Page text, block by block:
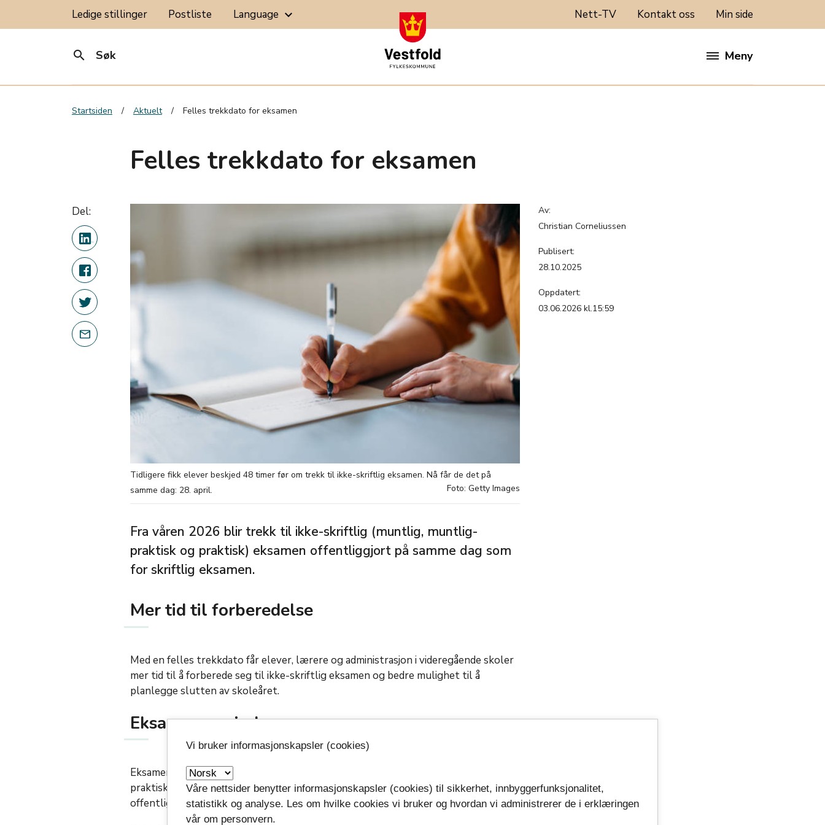
Ledige stillinger Postliste Language keyboard_arrow_down Nett-TV Kontakt oss Min side
search Søk Meny
Startsiden Aktuelt Felles trekkdato for eksamen
Felles trekkdato for eksamen
Del:
Tidligere fikk elever beskjed 48 timer før om trekk til ikke-skriftlig eksamen. Nå får de det på
samme dag: 28. april.
Foto: Getty Images
Av:
Christian Corneliussen
Publisert:
28.10.2025
Oppdatert:
03.06.2026 kl.15:59
Fra våren 2026 blir trekk til ikke-skriftlig (muntlig, muntlig-
praktisk og praktisk) eksamen offentliggjort på samme dag som
for skriftlig eksamen.
Mer tid til forberedelse
Med en felles trekkdato får elever, lærere og administrasjon i videregående skoler
mer tid til å forberede seg til ikke-skriftlig eksamen og bedre mulighet til å
planlegge slutten av skoleåret.
Eksamensperiode
Eksamensperioden for ikke-skriftlig eksamen er uendret. Muntlig og muntlig-
praktisk eksamen avholdes i juni 2026. Dato blir opplyst samtidig med
offentliggjøring av trekk.
Vi bruker informasjonskapsler (cookies)
Våre nettsider benytter informasjonskapsler (cookies) til sikkerhet, innbyggerfunksjonalitet,
statistikk og analyse. Les om hvilke cookies vi bruker og hvordan vi administrerer de i erklæringen
vår om personvern.